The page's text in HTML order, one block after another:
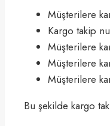
Müşterilere
Kargo takip
Müşterilere
Müşterilere
Müşterilere
Bu şekilde kargo